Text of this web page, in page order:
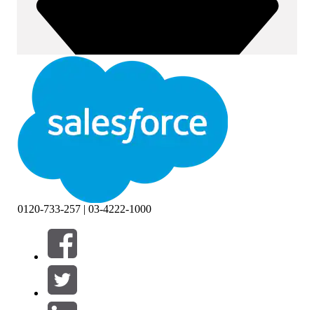
絞り込み条件 (0)
絞り込み条件を選択
製品エリア
0120-733-257 | 03-4222-1000